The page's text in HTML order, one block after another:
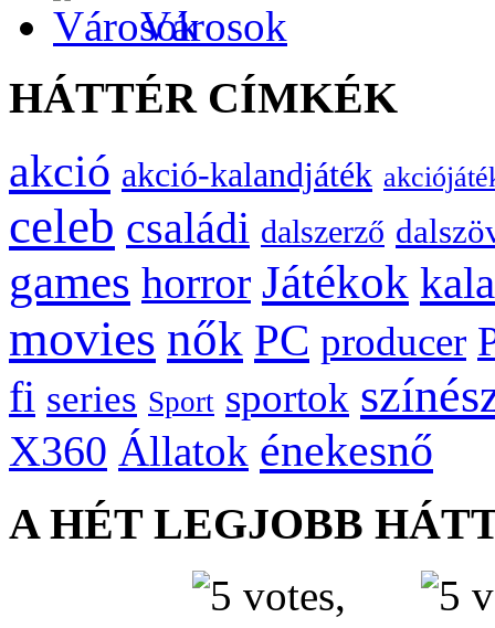
Városok
HÁTTÉR CÍMKÉK
akció akció-kalandjáték
celeb családi dalszerző
games horror Játékok
movies nők PC producer
fi series Sport sportok
X360 Állatok énekesnő
A HÉT LEGJOBB